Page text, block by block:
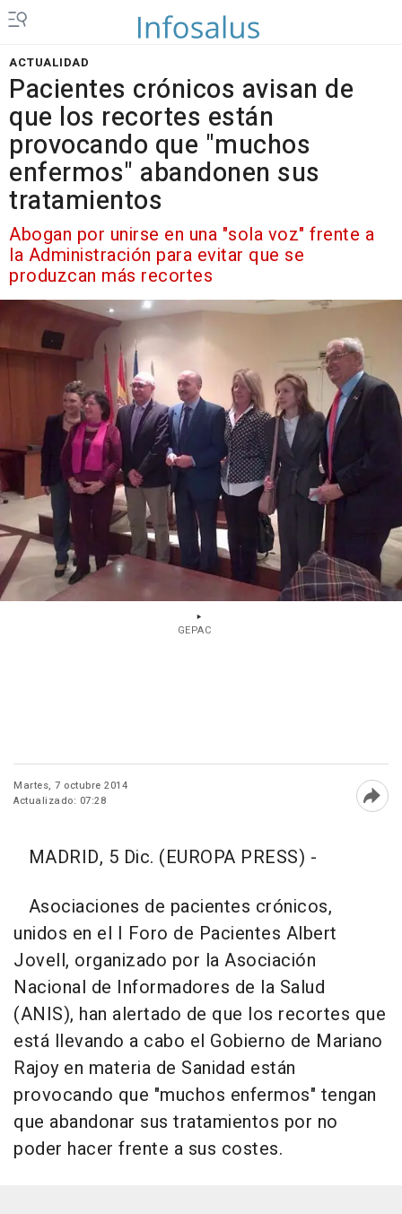
ACTUALIDAD
Pacientes crónicos avisan de
que los recortes están
provocando que "muchos
enfermos" abandonen sus
tratamientos
Abogan por unirse en una "sola voz" frente a
la Administración para evitar que se
produzcan más recortes
GEPAC
Martes, 7 octubre 2014
Actualizado: 07:28
MADRID, 5 Dic. (EUROPA PRESS) -
Asociaciones de pacientes crónicos,
unidos en el I Foro de Pacientes Albert
Jovell, organizado por la Asociación
Nacional de Informadores de la Salud
(ANIS), han alertado de que los recortes que
está llevando a cabo el Gobierno de Mariano
Rajoy en materia de Sanidad están
provocando que "muchos enfermos" tengan
que abandonar sus tratamientos por no
poder hacer frente a sus costes.